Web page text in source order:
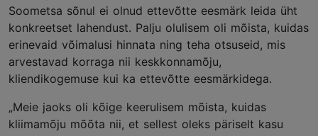
Soometsa sõnul ei olnud ettevõtte eesmärk leida üht
konkreetset lahendust. Palju olulisem oli mõista, kuidas
erinevaid võimalusi hinnata ning teha otsuseid, mis
arvestavad korraga nii keskkonnamõju,
kliendikogemuse kui ka ettevõtte eesmärkidega.
„Meie jaoks oli kõige keerulisem mõista, kuidas
kliimamõju mõõta nii, et sellest oleks päriselt kasu